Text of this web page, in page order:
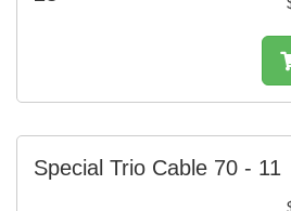
Special Trio Cable 70 - 11